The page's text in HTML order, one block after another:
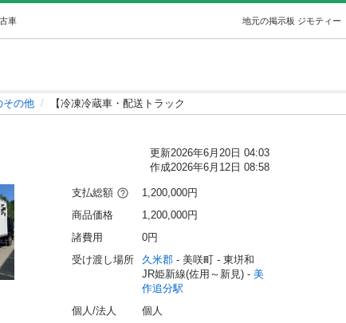
車 地元の掲示板 ジモティー
その他 【冷凍冷蔵車・配送トラック
更新2026年6月20日 04:03
作成2026年6月12日 08:58
支払総額
1,200,000円
商品価格
1,200,000円
諸費用
0円
受け渡し場所
久米郡 - 美咲町 - 東垪和
JR姫新線(佐用～新見) - 美
作追分駅
個人/法人
個人